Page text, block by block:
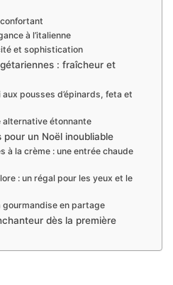
à l’italienne
et sophistication
: fraîcheur et
pousses d’épinards, feta et
alternative étonnante
un Noël inoubliable
à la crème : une entrée chaude
: un régal pour les yeux et le
gourmandise en partage
dès la première